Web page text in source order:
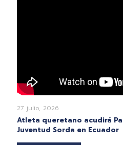
27 julio, 2026
Atleta queretano acudirá
Juventud Sorda en Ecuador